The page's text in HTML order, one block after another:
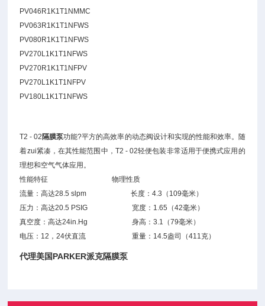
PV046R1K1T1NMMC
PV063R1K1T1NFWS
PV080R1K1T1NFWS
PV270L1K1T1NFWS
PV270R1K1T1NFPV
PV270L1K1T1NFPV
PV180L1K1T1NFWS
T2 - 02 隔膜泵功能?平方的高效率的动态阀设计和实现的性能和效率。随
着zui紧凑，在其性能范围中，T2 - 02轻便包装非常适用于便携式应用的
理想和空气气体应用。
性能特征 物理性质
流量：高达28.5 slpm 长度：4.3（109毫米）
压力：高达20.5 PSIG 宽度：1.65（42毫米）
真空度：高达24in.Hg 身高：3.1（79毫米）
电压：12，24伏直流 重量：14.5盎司（411克）
代理美国PARKER派克隔膜泵